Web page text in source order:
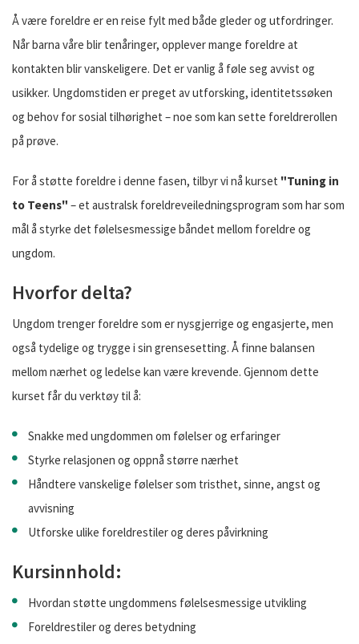
Å være foreldre er en reise fylt med både gleder og utfordringer.
Når barna våre blir tenåringer, opplever mange foreldre at
kontakten blir vanskeligere. Det er vanlig å føle seg avvist og
usikker. Ungdomstiden er preget av utforsking, identitetssøken
og behov for sosial tilhørighet – noe som kan sette foreldrerollen
på prøve.
For å støtte foreldre i denne fasen, tilbyr vi nå kurset "Tuning in
to Teens" – et australsk foreldreveiledningsprogram som har som
mål å styrke det følelsesmessige båndet mellom foreldre og
ungdom.
Hvorfor delta?
Ungdom trenger foreldre som er nysgjerrige og engasjerte, men
også tydelige og trygge i sin grensesetting. Å finne balansen
mellom nærhet og ledelse kan være krevende. Gjennom dette
kurset får du verktøy til å:
Snakke med ungdommen om følelser og erfaringer
Styrke relasjonen og oppnå større nærhet
Håndtere vanskelige følelser som tristhet, sinne, angst og
avvisning
Utforske ulike foreldrestiler og deres påvirkning
Kursinnhold:
Hvordan støtte ungdommens følelsesmessige utvikling
Foreldrestiler og deres betydning